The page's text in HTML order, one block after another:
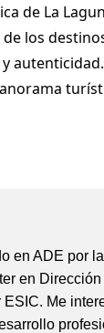
de La
los
en ADE por
en
Me